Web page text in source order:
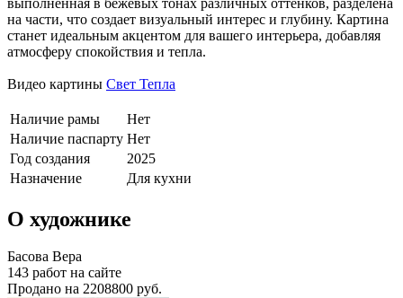
на части, что создает визуальный интерес и глубину. Картина
станет идеальным акцентом для вашего интерьера, добавляя
атмосферу спокойствия и тепла.
Видео картины Свет Тепла
Наличие рамы
Нет
Наличие паспарту Нет
Год создания
2025
Назначение
Для кухни
О художнике
Басова Вера
143 работ на сайте
Продано на 2208800 руб.